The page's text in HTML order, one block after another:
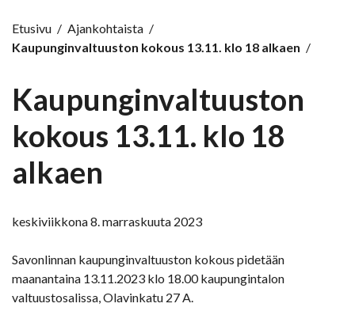
Etusivu / Ajankohtaista /
Kaupunginvaltuuston kokous 13.11. klo 18 alkaen /
Kaupunginvaltuuston
kokous 13.11. klo 18
alkaen
keskiviikkona 8. marraskuuta 2023
Savonlinnan kaupunginvaltuuston kokous pidetään
maanantaina 13.11.2023 klo 18.00 kaupungintalon
valtuustosalissa, Olavinkatu 27 A.